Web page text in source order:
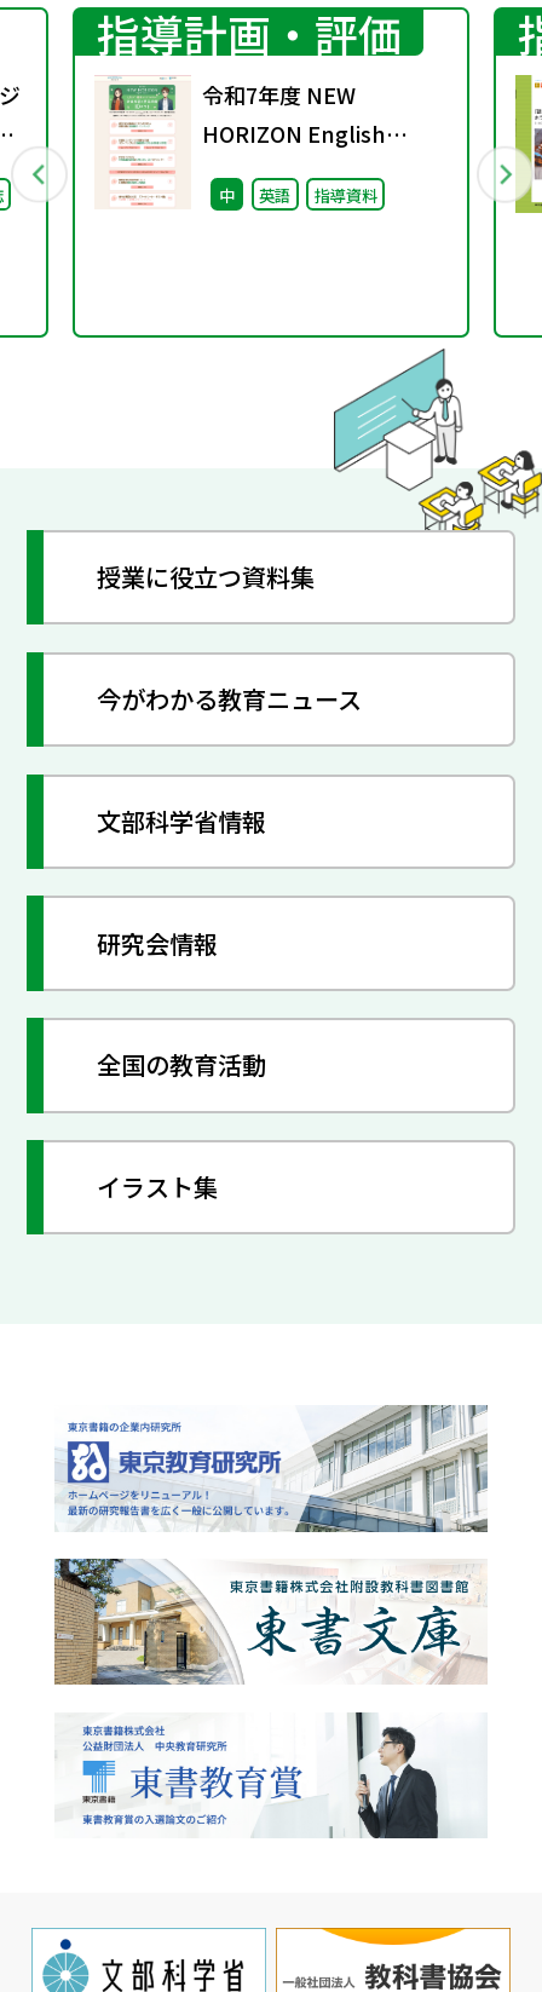
指導計画・評価
令和7年度 NEW
HORIZON English
Course ４月までに絶
対におさえておきたい 新
中 英語 指導資料
授業に役立つ資料集
今がわかる教育ニュース
文部科学省情報
研究会情報
全国の教育活動
イラスト集